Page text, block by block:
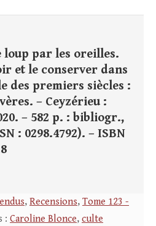
loup par les oreilles.
et le conserver dans
des premiers siècles :
– Ceyzérieu :
– 582 p. : bibliogr.,
: 0298.4792). – ISBN
, Recensions, Tome 123 -
: Caroline Blonce, culte